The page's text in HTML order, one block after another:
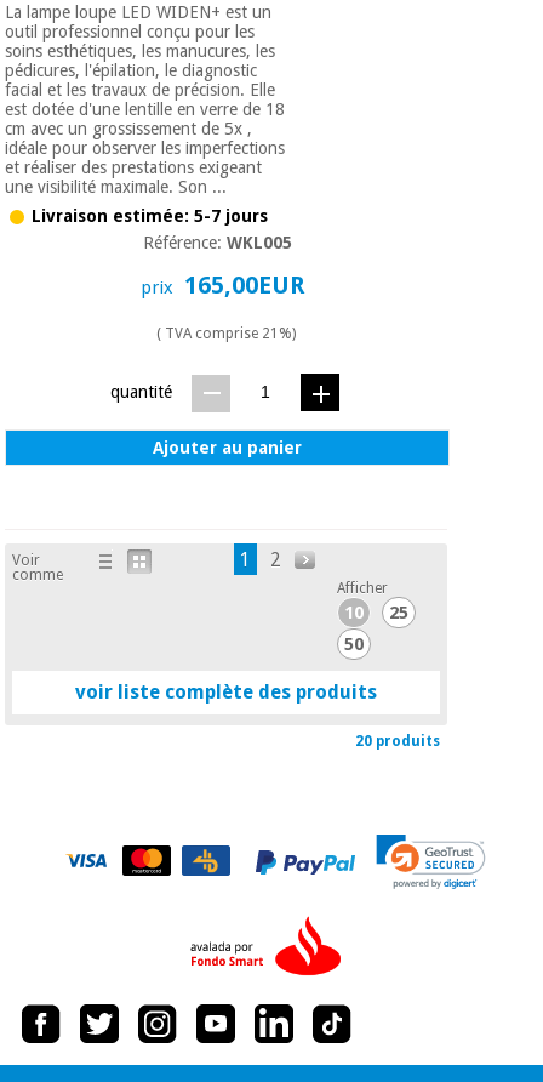
La lampe loupe LED WIDEN+ est un
outil professionnel conçu pour les
soins esthétiques, les manucures, les
pédicures, l'épilation, le diagnostic
facial et les travaux de précision. Elle
est dotée d'une lentille en verre de 18
cm avec un grossissement de 5x ,
idéale pour observer les imperfections
et réaliser des prestations exigeant
une visibilité maximale. Son ...
Livraison estimée: 5-7 jours
Référence:WKL005
prix 165,00EUR
( TVA comprise 21%)
quantité
Ajouter au panier
Voir
comme
1 2
Afficher
10
25
50
voir liste complète des produits
20 produits